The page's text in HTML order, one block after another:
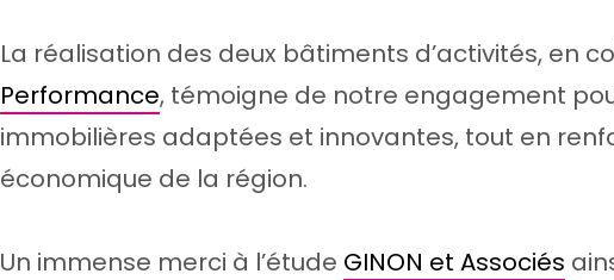
La réalisation des deux bâtiments d’activités, en
Performance, témoigne de notre engagement
immobilières adaptées et innovantes, tout en
économique de la région.
Un immense merci à l’étude GINON et Associés